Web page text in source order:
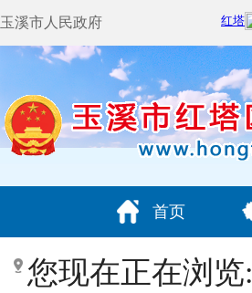
玉溪市人民政府
首页
您现在正在浏览: